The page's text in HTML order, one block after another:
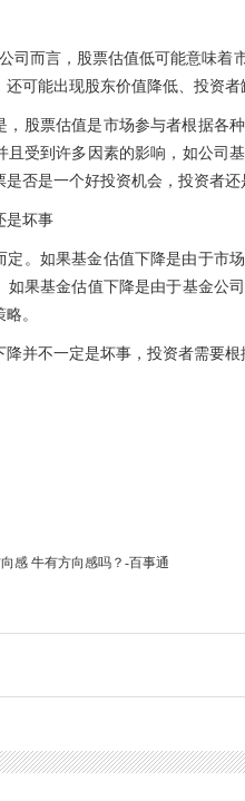
司而言， 股票估值低可能意味着
可能出现股东价值降低、 投资者
股票估值是市场参与者根据各
且受到许多因素的影响，如公司
是否是一个好投资机会， 投资者还
是坏事
定。如果基金估值下降是由于市
如果基金估值下降是由于基金公
略。
降并不一定是坏事， 投资者需要根
感 牛有方向感吗？-百事通